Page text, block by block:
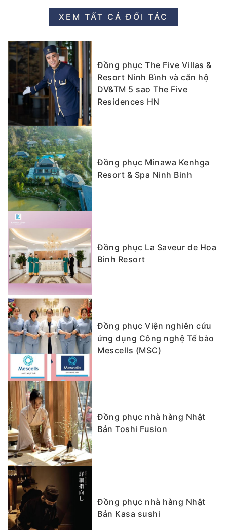
XEM TẤT CẢ ĐỐI TÁC
Đồng phục The Five Villas &
Resort Ninh Bình và căn hộ
DV&TM 5 sao The Five
Residences HN
Đồng phục Minawa Kenhga
Resort & Spa Ninh Binh
Đồng phục La Saveur de Hoa
Binh Resort
Đồng phục Viện nghiên cứu
ứng dụng Công nghệ Tế bào
Mescells (MSC)
Đồng phục nhà hàng Nhật
Bản Toshi Fusion
Đồng phục nhà hàng Nhật
Bản Kasa sushi